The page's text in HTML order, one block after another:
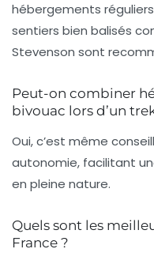
hébergements
sentiers bien balisés
Stevenson sont
Peut-on combiner
bivouac lors d’un
Oui, c’est même
autonomie, facilitant
en pleine nature.
Quels sont les
France ?